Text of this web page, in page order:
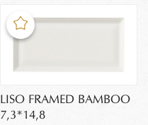
LISO FRAMED BAMBOO
7,3*14,8